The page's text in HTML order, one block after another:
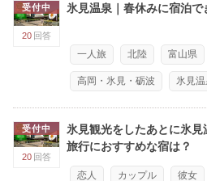
受付中
20 回答
氷見温泉｜春休みに宿泊で
一人旅 北陸 富山県
高岡・氷見・砺波 氷見温
受付中
20 回答
氷見観光をしたあとに氷
旅行におすすめな宿は？
恋人 カップル 彼女